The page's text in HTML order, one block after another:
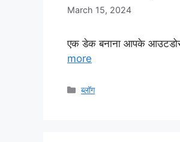
March 15, 2024
एक डेक बनाना आपके आउटडोर
more
Categories
ब्लॉग